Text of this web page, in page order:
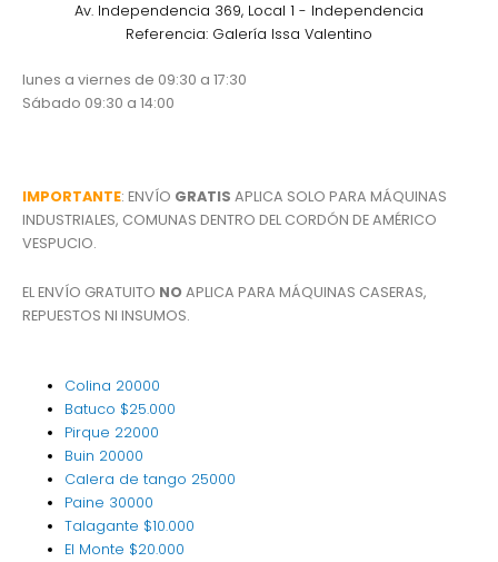
Av. Independencia 369, Local 1 - Independencia
Referencia: Galería Issa Valentino
lunes a viernes de 09:30 a 17:30
Sábado 09:30 a 14:00
IMPORTANTE: ENVÍO GRATIS APLICA SOLO PARA MÁQUINAS
INDUSTRIALES, COMUNAS DENTRO DEL CORDÓN DE AMÉRICO
VESPUCIO.
EL ENVÍO GRATUITO NOAPLICA PARA MÁQUINAS CASERAS,
REPUESTOS NI INSUMOS.
Colina 20000
Batuco $25.000
Pirque 22000
Buin 20000
Calera de tango 25000
Paine 30000
Talagante $10.000
El Monte $20.000